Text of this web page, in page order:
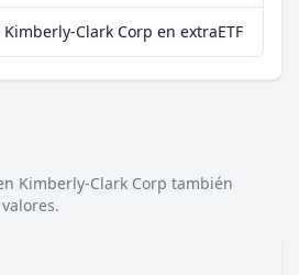
Clark Corp en extraETF
Kimberly-Clark Corp también